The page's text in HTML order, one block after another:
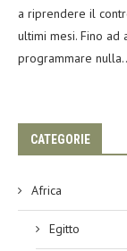
a riprendere il
ultimi mesi. Fino ad
programmare
CATEGORIE
Africa
Egitto